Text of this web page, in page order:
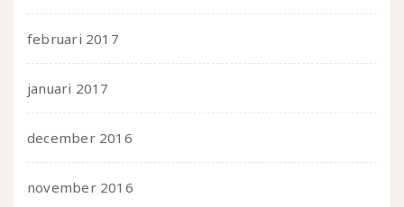
februari 2017
januari 2017
december 2016
november 2016